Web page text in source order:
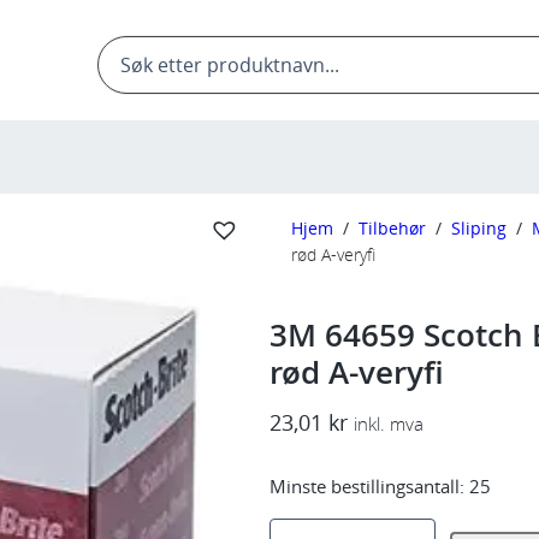
Products
search
Hjem / Tilbehør / Sliping /
rød A-veryfi
3M 64659
rød A-veryfi
23,01 kr inkl. mva
Minste bestillingsantall: 25